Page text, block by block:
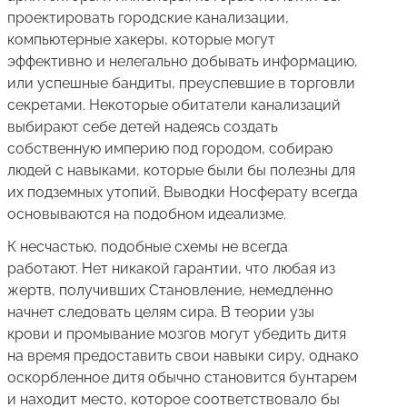
проектировать городские канализации,
компьютерные хакеры, которые могут
эффективно и нелегально добывать информацию,
или успешные бандиты, преуспевшие в торговли
секретами. Некоторые обитатели канализаций
выбирают себе детей надеясь создать
собственную империю под городом, собираю
людей с навыками, которые были бы полезны для
их подземных утопий. Выводки Носферату всегда
основываются на подобном идеализме.
К несчастью, подобные схемы не всегда
работают. Нет никакой гарантии, что любая из
жертв, получивших Становление, немедленно
начнет следовать целям сира. В теории узы
крови и промывание мозгов могут убедить дитя
на время предоставить свои навыки сиру, однако
оскорбленное дитя обычно становится бунтарем
и находит место, которое соответствовало бы